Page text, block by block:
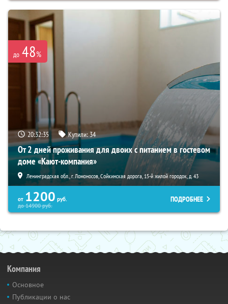
до 48%
20:32:34 Купили:34
От 2 дней проживания для двоих с питанием в гостевом
доме «Кают-компания»
Ленинградская обл., г. Ломоносов, Сойкинская дорога, 15-й жилой городок, д. 43
от 1200 руб.
до14900руб.
ПОДРОБНЕЕ
Компания
Основное
Публикации о нас